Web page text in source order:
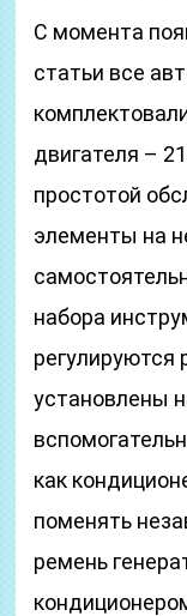
С момента
статьи все
двигателя –
простотой
элементы на
набора
установлены
как
поменять
ремень